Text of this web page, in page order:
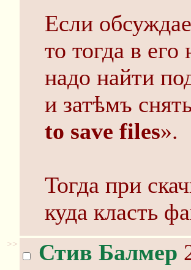
Если
то тогда в
надо найти
и затѣмъ
to save files».
Тогда при
куда класть
>> Стив Балмер